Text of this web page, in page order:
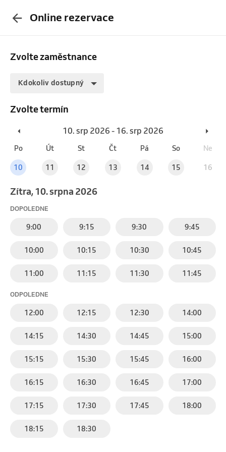
Online rezervace
Zvolte zaměstnance
Kdokoliv dostupný
Zvolte termín
10. srp 2026 - 16. srp 2026
Po Út St Čt Pá So Ne
10 11 12 13 14 15 16
Zítra, 10. srpna 2026
DOPOLEDNE
9:00 9:15 9:30 9:45
10:00 10:15 10:30 10:45
11:00 11:15 11:30 11:45
ODPOLEDNE
12:00 12:15 12:30 14:00
14:15 14:30 14:45 15:00
15:15 15:30 15:45 16:00
16:15 16:30 16:45 17:00
17:15 17:30 17:45 18:00
18:15 18:30